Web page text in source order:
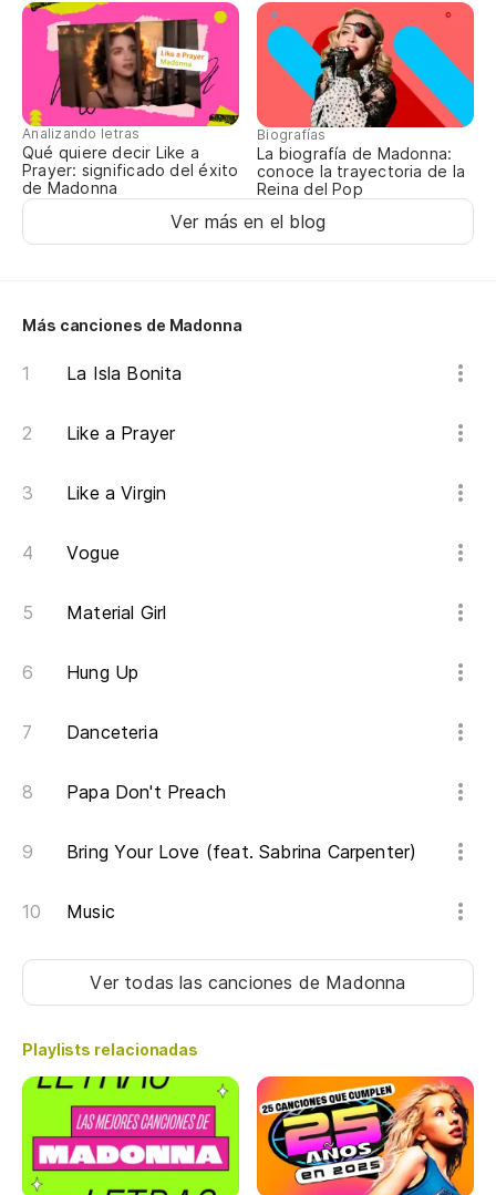
Analizando letras
Qué quiere decir Like a
Prayer: significado del éxito
de Madonna
Biografías
La biografía de Madonna:
conoce la trayectoria de la
Reina del Pop
Ver más en el blog
Más canciones de Madonna
La Isla Bonita
Like a Prayer
Like a Virgin
Vogue
Material Girl
Hung Up
Danceteria
Papa Don't Preach
Bring Your Love (feat. Sabrina Carpenter)
Music
Ver todas las canciones de Madonna
Playlists relacionadas